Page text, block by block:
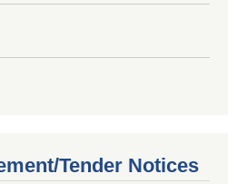
Tender Notices